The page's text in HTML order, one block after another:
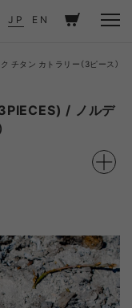
JP EN
タン カトラリー（3ピース）
/ ノルデ